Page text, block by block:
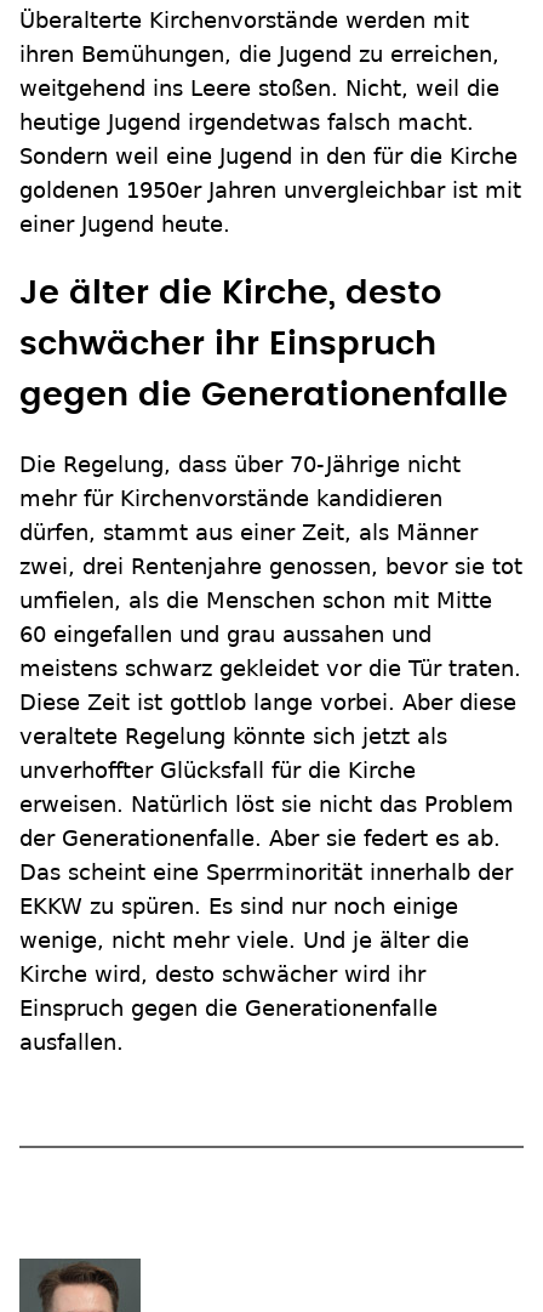
Überalterte Kirchenvorstände werden mit
ihren Bemühungen, die Jugend zu erreichen,
weitgehend ins Leere stoßen. Nicht, weil die
heutige Jugend irgendetwas falsch macht.
Sondern weil eine Jugend in den für die Kirche
goldenen 1950er Jahren unvergleichbar ist mit
einer Jugend heute.
Je älter die Kirche, desto
schwächer ihr Einspruch
gegen die Generationenfalle
Die Regelung, dass über 70-Jährige nicht
mehr für Kirchenvorstände kandidieren
dürfen, stammt aus einer Zeit, als Männer
zwei, drei Rentenjahre genossen, bevor sie tot
umfielen, als die Menschen schon mit Mitte
60 eingefallen und grau aussahen und
meistens schwarz gekleidet vor die Tür traten.
Diese Zeit ist gottlob lange vorbei. Aber diese
veraltete Regelung könnte sich jetzt als
unverhoffter Glücksfall für die Kirche
erweisen. Natürlich löst sie nicht das Problem
der Generationenfalle. Aber sie federt es ab.
Das scheint eine Sperrminorität innerhalb der
EKKW zu spüren. Es sind nur noch einige
wenige, nicht mehr viele. Und je älter die
Kirche wird, desto schwächer wird ihr
Einspruch gegen die Generationenfalle
ausfallen.